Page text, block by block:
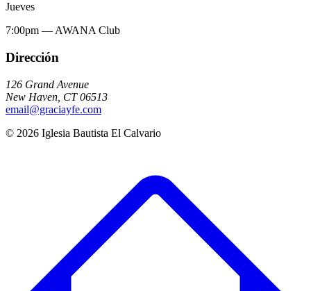
Jueves
7:00pm — AWANA Club
Dirección
126 Grand Avenue
New Haven CT 06513
email@graciayfe.com
© 2026 Iglesia Bautista El Calvario